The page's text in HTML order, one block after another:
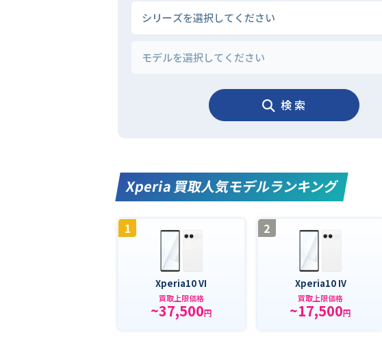
検 索
Xperia 買取人気モデルランキング
1
Xperia10 VI
買取上限価格
~37,500円
2
Xperia10 IV
買取上限価格
~17,500円